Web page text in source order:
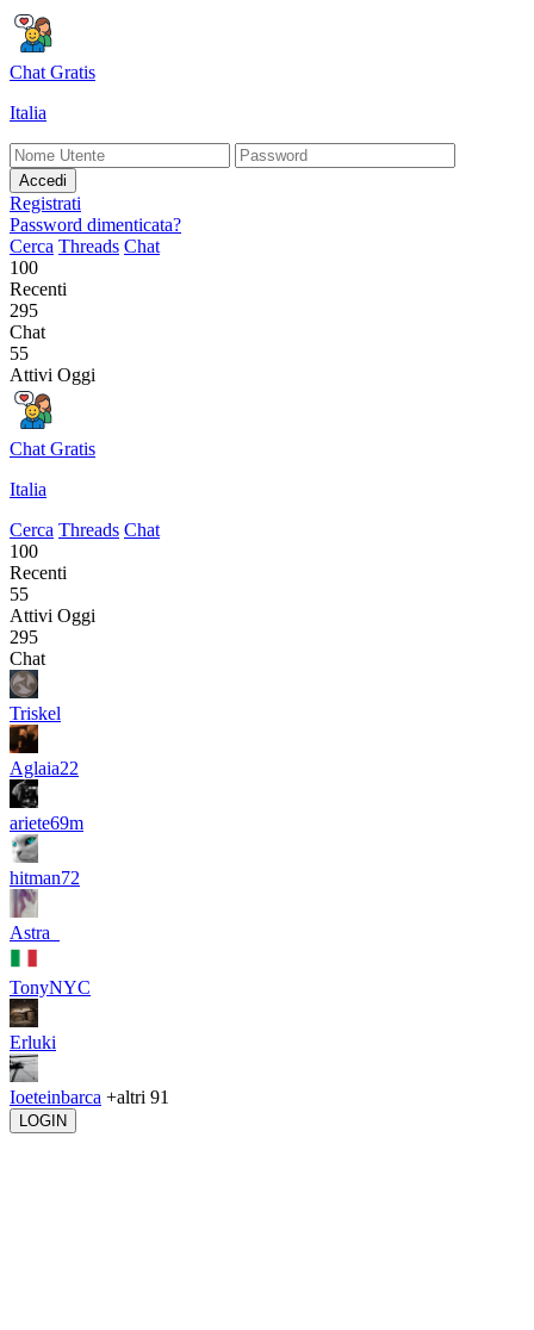
Chat Gratis
Italia
Accedi
Registrati
Password dimenticata?
Cerca Threads Chat
100
Recenti
295
Chat
55
Attivi Oggi
Chat Gratis
Italia
Cerca Threads Chat
100
Recenti
55
Attivi Oggi
295
Chat
Triskel
Aglaia22
ariete69m
hitman72
Astra_
TonyNYC
Erluki
Ioeteinbarca +altri 91
LOGIN